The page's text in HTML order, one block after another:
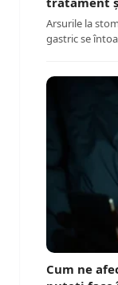
Arsurile la
gastric se
Cum ne